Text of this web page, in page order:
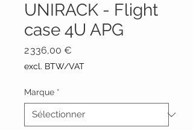
UNIRACK - Flight
case 4U APG
2 336,00 €
excl. BTW/VAT
Marque *